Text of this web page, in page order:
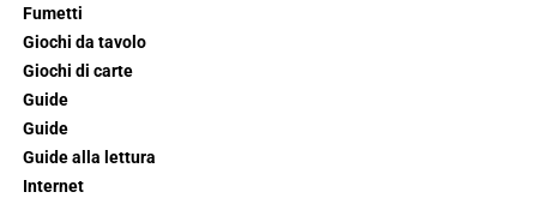
Fumetti
Giochi da tavolo
Giochi di carte
Guide
Guide
Guide alla lettura
Internet